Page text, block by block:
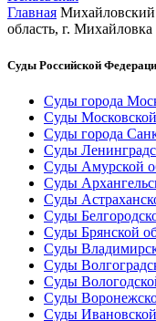
Главная
область, г. Михайловка
Суды Российской
Суды города
Суды
Суды города
Суды
Суды Амурской
Суды
Суды
Суды
Суды Брянской
Суды
Суды
Суды
Суды
Суды